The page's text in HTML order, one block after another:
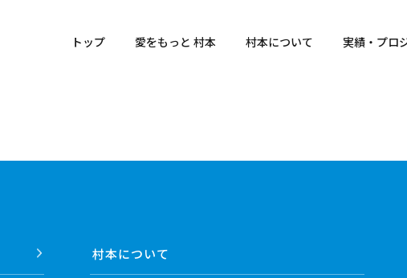
トップ 愛をもっと 村本 村本について 実績・プロ
村本について